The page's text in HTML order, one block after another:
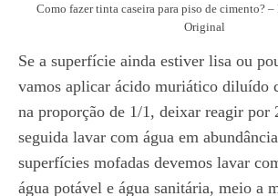
Como fazer tinta caseira para piso de cimento?
Original
Se a superfície ainda estiver lisa ou
vamos aplicar ácido muriático diluído
na proporção de 1/1, deixar reagir por
seguida lavar com água em
superfícies mofadas devemos lavar
água potável e água sanitária, meio a